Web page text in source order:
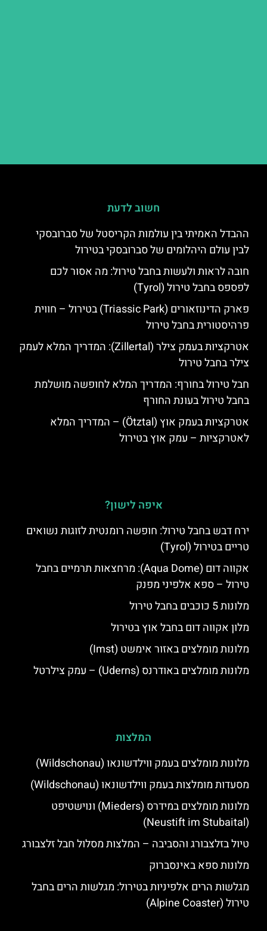
חשוב לדעת
ההבדל האמיתי בין עולמות הקריסטל של סברובסקי
לבין עולם היהלומים של סברובסקי בטירול
חובה לראות ולעשות בחבל טירול: מה אסור לכם
לפספס בחבל טירול (Tyrol)
פארק הדינוזאורים (Triassic Park) בטירול – חווית
פרהיסטורית בחבל טירול
אטרקציות בעמק צילר (Zillertal): המדריך המלא לעמק
צילר בחבל טירול
חבל טירול בחורף: המדריך המלא לחופשה מושלמת
בחבל טירול בעונת החורף
אטרקציות בעמק אוץ (Ötztal) – המדריך המלא
לאטרקציות – עמק אוץ בטירול
איפה לישון?
ירח דבש בחבל טירול: חופשה רומנטית לזוגות נשואים
טריים בטירול (Tyrol)
אקווה דום (Aqua Dome): מרחצאות תרמיים בחבל
טירול – ספא אלפיני מפנק
מלונות 5 כוכבים בחבל טירול
מלון אקווה דום בחבל אוץ בטירול
מלונות מומלצים באזור אימשט (Imst)
מלונות מומלצים באודרנס (Uderns) – עמק צילרטל
המלצות
מלונות מומלצים בעמק ווילדשונאו (Wildschonau)
מסעדות מומלצות בעמק ווילדשונאו (Wildschonau)
מלונות מומלצים במידרס (Mieders) ונוישטיפט
(Neustift im Stubaital)
טיול בזלצבורג והסביבה – המלצות מסלול חבל זלצבורג
מלונות ספא באינסברוק
מגלשות הרים אלפיניות בטירול: מגלשות הרים בחבל
טירול (Alpine Coaster)